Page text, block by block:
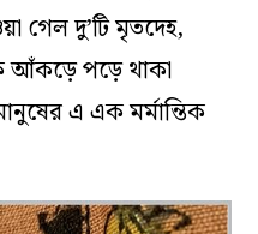
গেল দু’টি মৃতদেহ,
আঁকড়ে পড়ে থাকা
এ এক মর্মান্তিক